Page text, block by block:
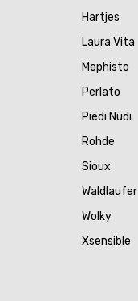
Hartjes
Laura Vita
Mephisto
Perlato
Piedi Nudi
Rohde
Sioux
Waldlaufer
Wolky
Xsensible